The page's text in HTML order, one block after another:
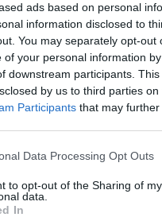
ads based on personal
information disclosed to
You may separately opt-out
of your personal information
downstream participants.
by us to third parties on
Participants that may
Data Processing Opt Outs
to opt-out of the Sharing of my
data.
In
T. szereti a fiatal
Pedig szóltam… –
nőknek, amikor
gyűjteménye